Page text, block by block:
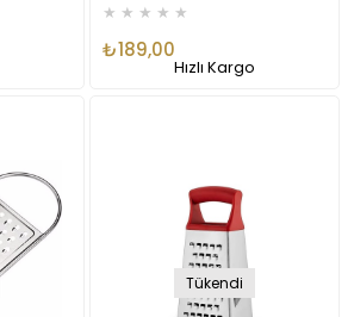
★ ★ ★ ★ ★
₺189,00
Hızlı Kargo
Tükendi